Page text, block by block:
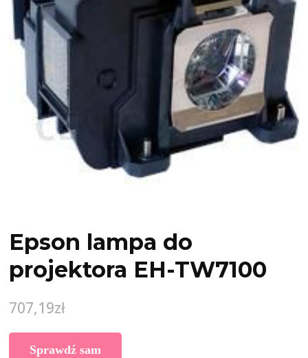
Epson lampa do
projektora EH-TW7100
707,19zł
Sprawdź sam